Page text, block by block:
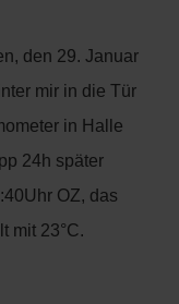
den 29. Januar
mir in die Tür
in Halle
24h später
OZ, das
mit 23°C.